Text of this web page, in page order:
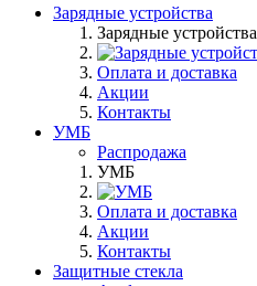
Зарядные устройства
Зарядные устройства
Оплата и доставка
Акции
Контакты
УМБ
Распродажа
УМБ
Оплата и доставка
Акции
Контакты
Защитные стекла